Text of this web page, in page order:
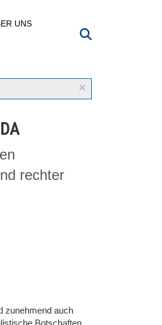
UNS
×
rechter
zunehmend auch
Botschaften